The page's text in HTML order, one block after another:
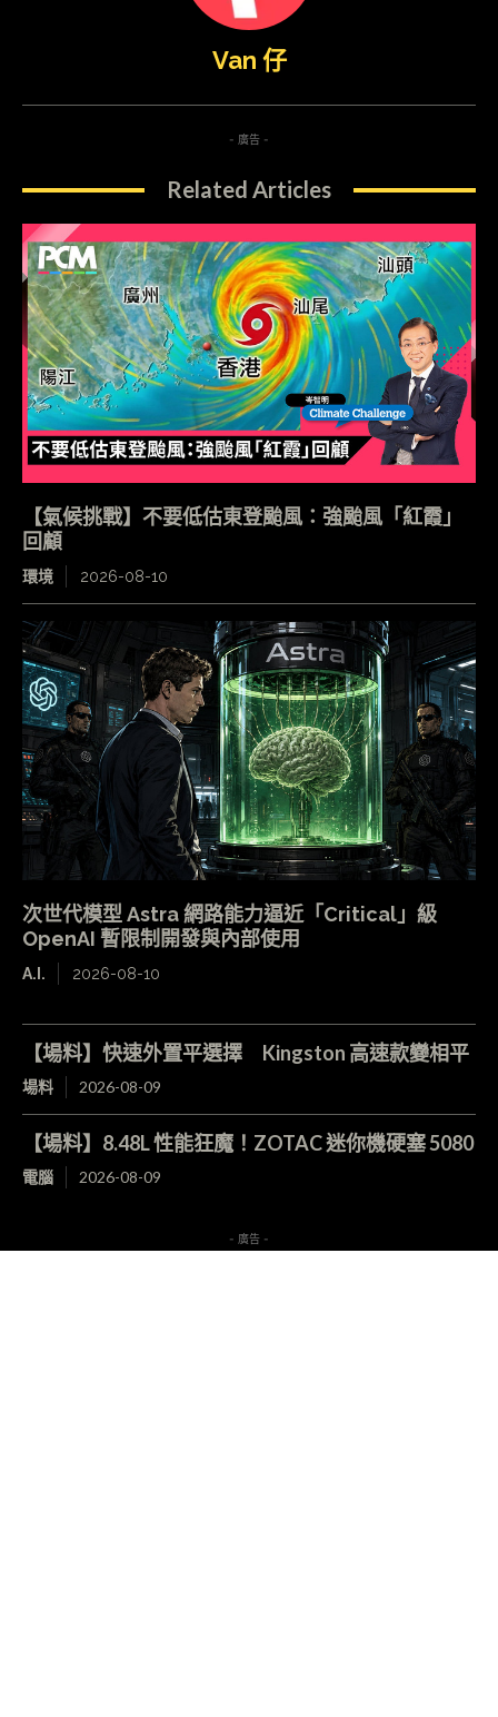
Van 仔
- 廣告 -
Related Articles
【氣候挑戰】不要低估東登颱風：強颱風「紅霞」
回顧
環境 2026-08-10
次世代模型 Astra 網路能力逼近「Critical」級
OpenAI 暫限制開發與內部使用
A.I. 2026-08-10
【場料】快速外置平選擇 Kingston 高速款變相平
場料 2026-08-09
【場料】8.48L 性能狂魔！ZOTAC 迷你機硬塞 5080
電腦 2026-08-09
- 廣告 -